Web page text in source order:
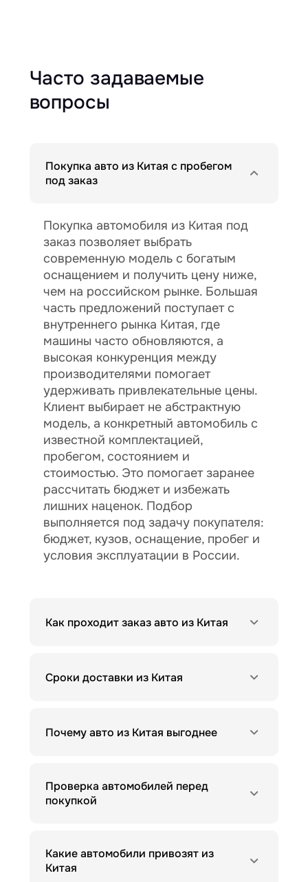
Часто задаваемые
вопросы
Покупка авто из Китая с пробегом
под заказ
Покупка автомобиля из Китая под
заказ позволяет выбрать
современную модель с богатым
оснащением и получить цену ниже,
чем на российском рынке. Большая
часть предложений поступает с
внутреннего рынка Китая, где
машины часто обновляются, а
высокая конкуренция между
производителями помогает
удерживать привлекательные цены.
Клиент выбирает не абстрактную
модель, а конкретный автомобиль с
известной комплектацией,
пробегом, состоянием и
стоимостью. Это помогает заранее
рассчитать бюджет и избежать
лишних наценок. Подбор
выполняется под задачу покупателя:
бюджет, кузов, оснащение, пробег и
условия эксплуатации в России.
Как проходит заказ авто из Китая
Сроки доставки из Китая
Почему авто из Китая выгоднее
Проверка автомобилей перед
покупкой
Какие автомобили привозят из
Китая